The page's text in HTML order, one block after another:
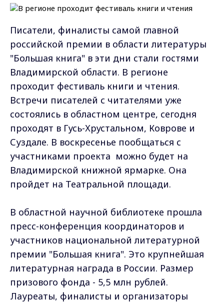
Писатели, финалисты самой главной
российской премии в области литературы
"Большая книга" в эти дни стали гостями
Владимирской области. В регионе
проходит фестиваль книги и чтения.
Встречи писателей с читателями уже
состоялись в областном центре, сегодня
проходят в Гусь-Хрустальном, Коврове и
Суздале. В воскресенье пообщаться с
участниками проекта можно будет на
Владимирской книжной ярмарке. Она
пройдет на Театральной площади.
В областной научной библиотеке прошла
пресс-конференция координаторов и
участников национальной литературной
премии "Большая книга". Это крупнейшая
литературная награда в России. Размер
призового фонда - 5,5 млн рублей.
Лауреаты, финалисты и организаторы